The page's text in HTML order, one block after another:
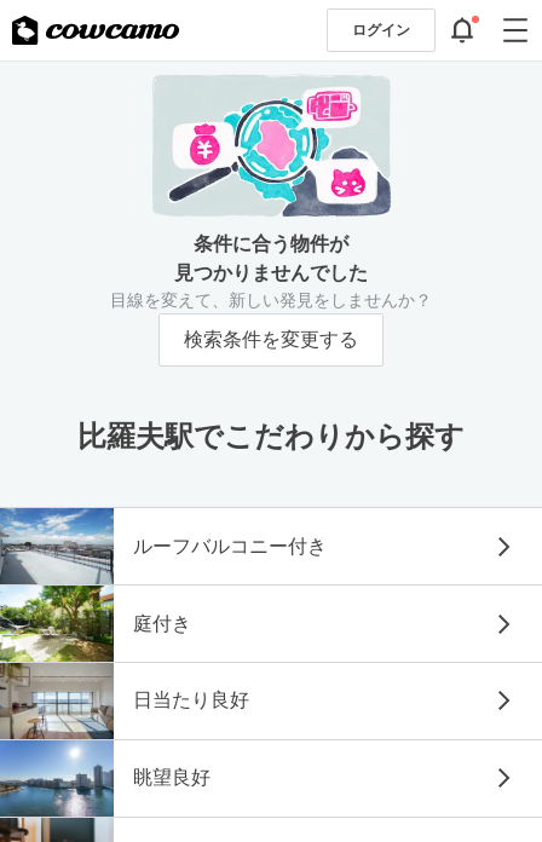
ログイン
条件に合う物件が
見つかりませんでした
目線を変えて、新しい発見をしませんか？
検索条件を変更する
比羅夫駅でこだわりから探す
ルーフバルコニー付き
庭付き
日当たり良好
眺望良好